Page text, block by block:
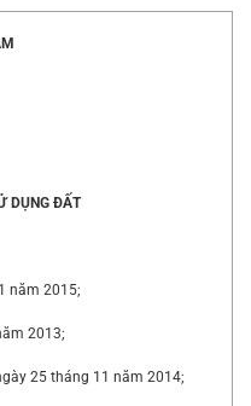
DỤNG ĐẤT
năm 2015;
2013;
25 tháng 11 năm 2014;